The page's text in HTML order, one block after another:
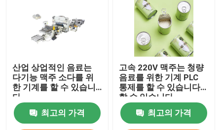
산업 상업적인 음료는
다기능 맥주 소다를 위
한 기계를 할 수 있습니
다
최고의 가격
고속 220V 맥주는 청량
음료를 위한 기계 PLC
통제를 할 수 있습니다
할 수 있습니다
최고의 가격